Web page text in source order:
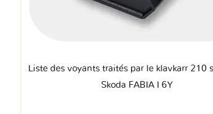
Liste des voyants traités par le klavkarr 210
Skoda FABIA I 6Y